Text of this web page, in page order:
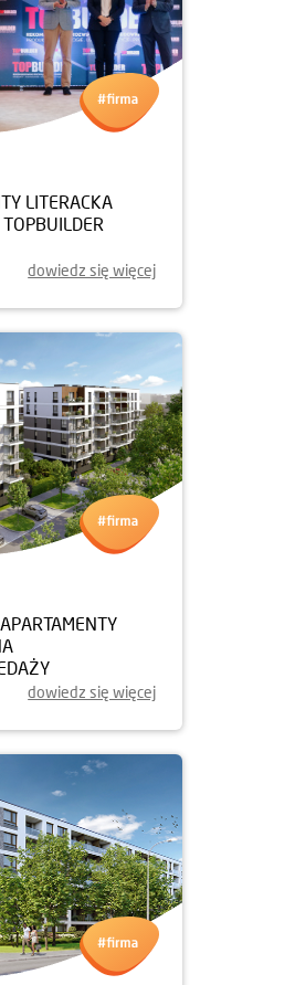
LITERACKA
dowiedz się więcej
dowiedz się więcej